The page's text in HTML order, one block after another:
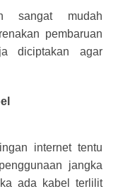
sangat mudah
pembaruan
diciptakan agar
internet tentu
jangka
ada kabel terlilit